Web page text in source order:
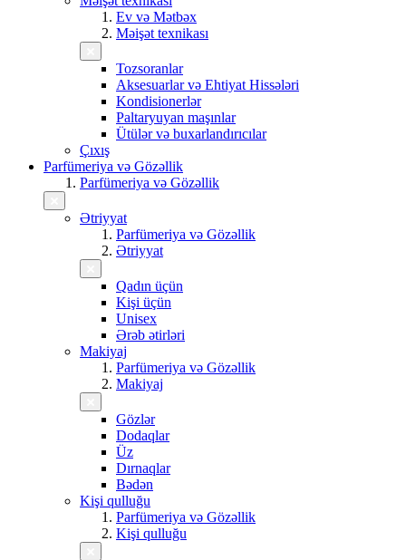
Ev və Mətbəx
Məişət texnikası
Tozsoranlar
Aksesuarlar və Ehtiyat Hissələri
Kondisionerlər
Paltaryuyan maşınlar
Ütülər və buxarlandırıcılar
Çıxış
Parfümeriya və Gözəllik
Parfümeriya və Gözəllik
Ətriyyat
Parfümeriya və Gözəllik
Ətriyyat
Qadın üçün
Kişi üçün
Unisex
Ərəb ətirləri
Makiyaj
Parfümeriya və Gözəllik
Makiyaj
Gözlər
Dodaqlar
Üz
Dırnaqlar
Bədən
Kişi qulluğu
Parfümeriya və Gözəllik
Kişi qulluğu